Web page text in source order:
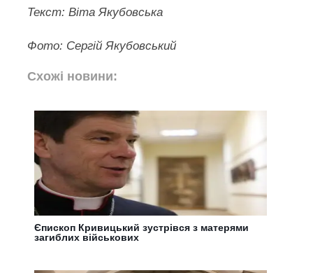
Текст: Віта Якубовська
Фото: Сергій Якубовський
Схожі новини:
Єпископ Кривицький зустрівся з матерями
загиблих військових